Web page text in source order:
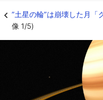
”土星の輪”は崩壊した月「
像 1/5)